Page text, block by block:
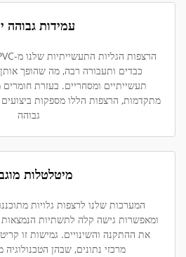
עמידות גבוהה
כבדים ותעבורה רבה, מה שהופך אותן
תעשייתיים ומסחריים. בעזרת
מתקדמות, הרצפות הללו מספקות ביצועים
גבוהה
מיטלטלות
המערכות שלנו לרצפות גלויות
ומאפשרות גישה קלה לתשתיות
את ההתקנה והשינויים. גמישות זו
מרכזי נתונים, שבהן